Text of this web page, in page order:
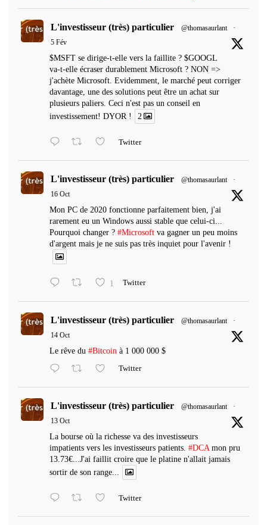
L'investisseur (très) particulier @thomasaurlant
·
5 Fév
$MSFT se dirige-t-elle vers la faillite ? $GOOGL
va-t-elle écraser durablement Microsoft ? NON =>
j'achète Microsoft. Evidemment, le marché peut corriger
davantage, une des solutions peut être un achat sur
plusieurs paliers. Ceci n'est pas un conseil en
investissement! DYOR !
2
Twitter
L'investisseur (très) particulier @thomasaurlant
·
16 Oct
Mon PC de 2020 fonctionne parfaitement bien, j'ai
rarement eu un Windows aussi stable que celui-ci...
Pourquoi changer ? #Microsoft va gagner un peu moins
d'argent mais je ne suis pas très inquiet pour l'avenir !
1 Twitter
L'investisseur (très) particulier @thomasaurlant
·
14 Oct
Le rêve du #Bitcoin à 1 000 000 $
Twitter
L'investisseur (très) particulier @thomasaurlant
·
13 Oct
La bourse où la richesse va des investisseurs
impatients vers les investisseurs patients. #DCA mon pru
13.73€...J'ai faillit croire que le platine n'allait jamais
sortir de son range...
Twitter